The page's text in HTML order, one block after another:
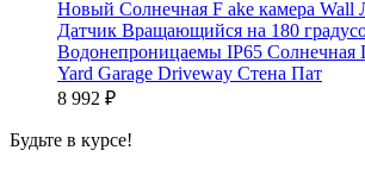
Новый Солнечная F ake камера Wall
Датчик Вращающийся на 180
Водонепроницаемы IP65 Солнечная
Yard Garage Driveway Стена Пат
8 992 ₽
Будьте в курсе!